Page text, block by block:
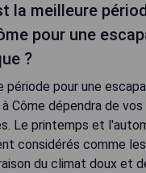
la meilleure
pour une
?
période pour une
Côme dépendra de
Le printemps et
considérés comme
du climat doux et